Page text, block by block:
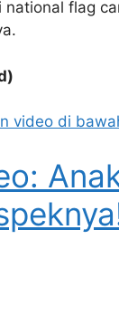
national flag
video di